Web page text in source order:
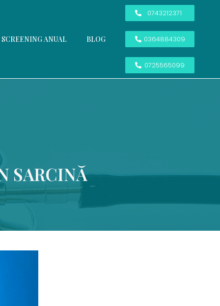
SCREENING ANUAL BLOG
0743212371
0364884309
0725565099
SARCINĂ